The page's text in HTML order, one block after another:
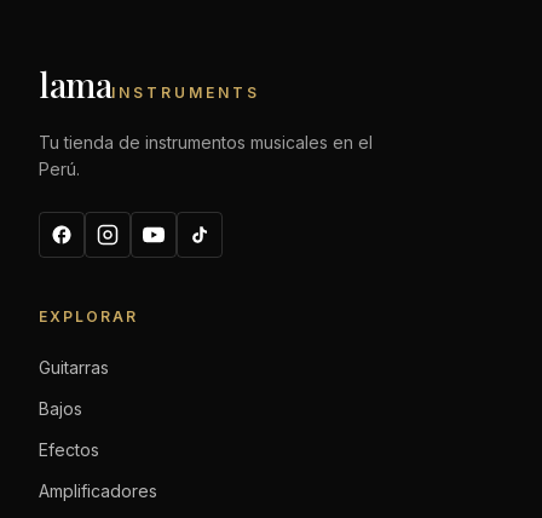
lamaINSTRUMENTS
Tu tienda de instrumentos musicales en el
Perú.
EXPLORAR
Guitarras
Bajos
Efectos
Amplificadores